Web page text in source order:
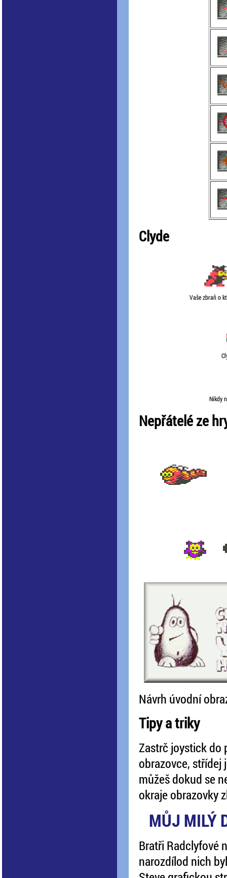
Clyde
Vaše zbraň o
Nikdy
Nepřátelé ze
Návrh úvodní
Tipy a triky
Zastrč joystick do
obrazovce, střídej
můžeš dokud se
okraje obrazovky
MŮJ MILÝ
Bratři Radclyfové
narozdílod nich